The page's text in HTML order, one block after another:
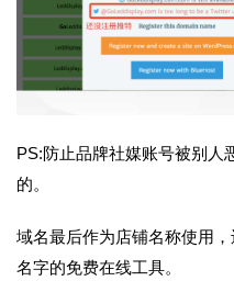
PS:防止品牌社媒账号被别人
的。
域名最后作为店铺名称使用
名字的免费在线工具。